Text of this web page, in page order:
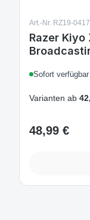
Art.-Nr. RZ19-
Razer Kiyo
Sofort verfügbar
Varianten ab
Regulärer
48,99 €